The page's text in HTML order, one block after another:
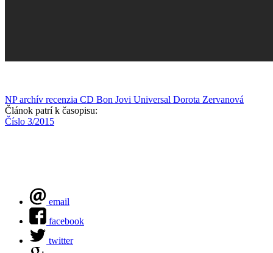
NP archív recenzia CD Bon Jovi Universal Dorota Zervanová
Článok patrí k časopisu:
Číslo 3/2015
email
facebook
twitter